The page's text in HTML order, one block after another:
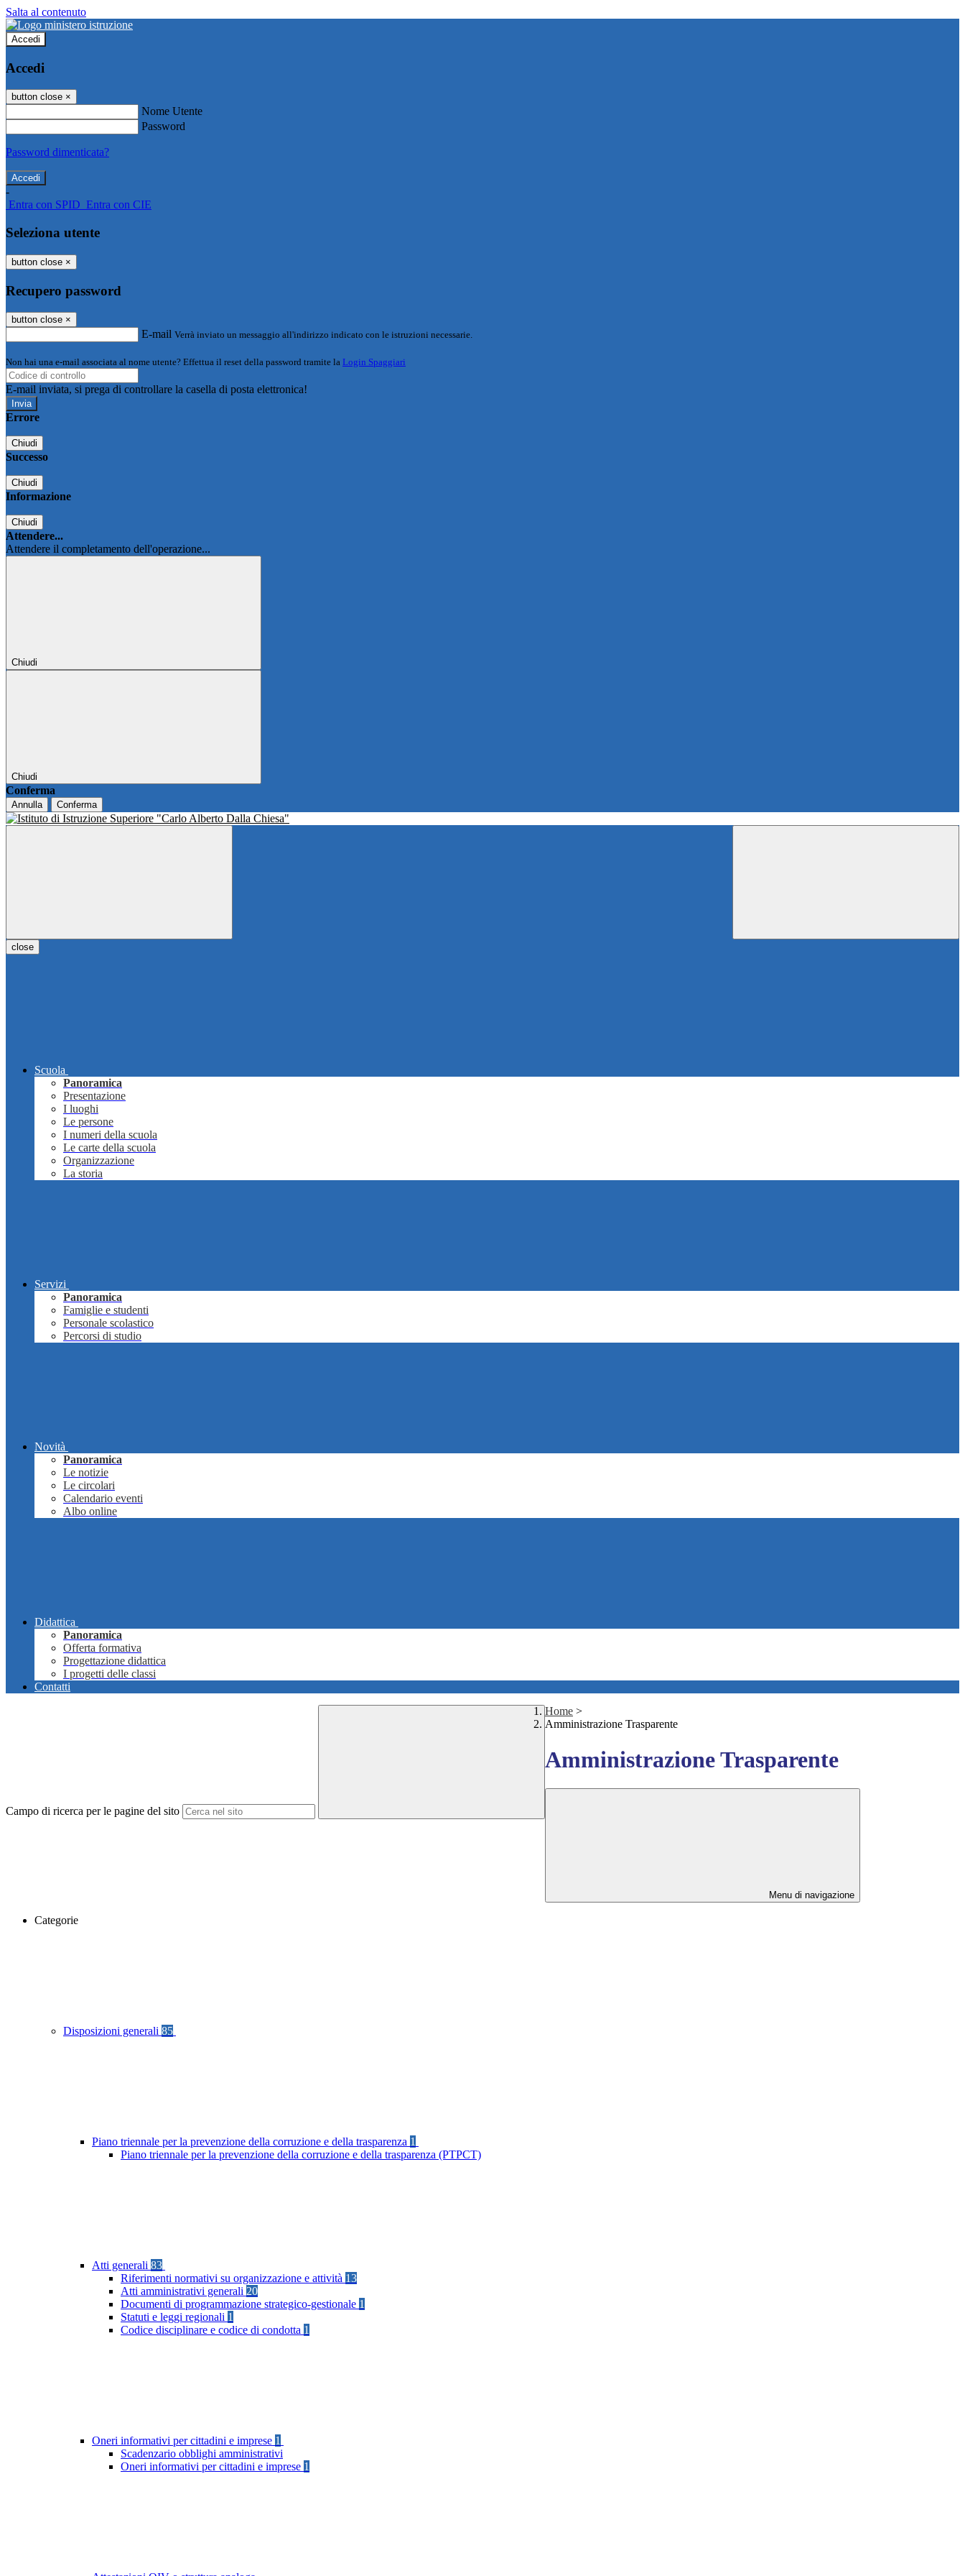
Salta al contenuto
Accedi
Accedi
button close ×
Nome Utente
Password
Password dimenticata?
-
Entra con SPID Entra con CIE
Seleziona utente
button close ×
Recupero password
button close ×
E-mail Verrà inviato un messaggio all'indirizzo indicato con le istruzioni necessarie.
Non hai una e-mail associata al nome utente? Effettua il reset della password tramite la Login Spaggiari
E-mail inviata, si prega di controllare la casella di posta elettronica!
Errore
Chiudi
Successo
Chiudi
Informazione
Chiudi
Attendere...
Attendere il completamento dell'operazione...
Chiudi
Chiudi
Conferma
Annulla Conferma
close
Scuola
Panoramica
Presentazione
I luoghi
Le persone
I numeri della scuola
Le carte della scuola
Organizzazione
La storia
Servizi
Panoramica
Famiglie e studenti
Personale scolastico
Percorsi di studio
Novità
Panoramica
Le notizie
Le circolari
Calendario eventi
Albo online
Didattica
Panoramica
Offerta formativa
Progettazione didattica
I progetti delle classi
Contatti
Campo di ricerca per le pagine del sito
Home >
Amministrazione Trasparente
Amministrazione Trasparente
Menu di navigazione
Categorie
Disposizioni generali 85
Piano triennale per la prevenzione della corruzione e della trasparenza 1
Piano triennale per la prevenzione della corruzione e della trasparenza (PTPCT)
Atti generali 83
Riferimenti normativi su organizzazione e attività 13
Atti amministrativi generali 20
Documenti di programmazione strategico-gestionale 1
Statuti e leggi regionali 1
Codice disciplinare e codice di condotta 1
Oneri informativi per cittadini e imprese 1
Scadenzario obblighi amministrativi
Oneri informativi per cittadini e imprese 1